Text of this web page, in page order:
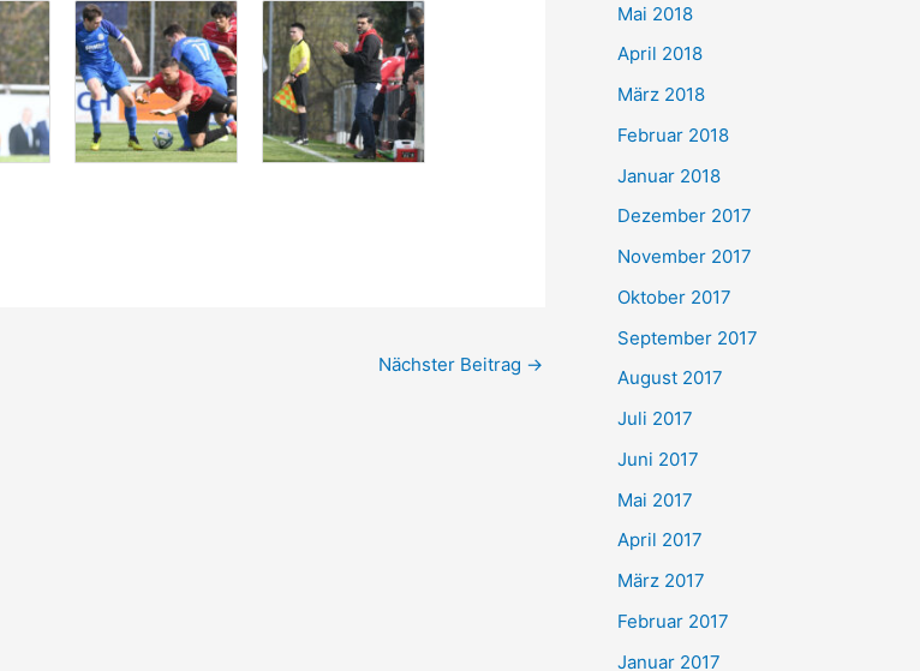
Nächster Beitrag →
Mai 2018
April 2018
März 2018
Februar 2018
Januar 2018
Dezember 2017
November 2017
Oktober 2017
September 2017
August 2017
Juli 2017
Juni 2017
Mai 2017
April 2017
März 2017
Februar 2017
Januar 2017